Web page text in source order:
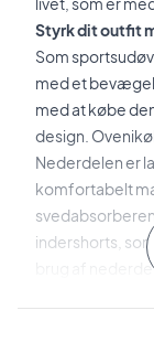
Styrk dit outfit
Som
med et
med at købe
design.
Nederdelen er
komfortabelt
indershorts,
brug af